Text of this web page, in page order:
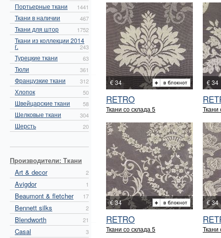
Портьерные ткани 1441
Ткани в наличии 467
Ткани для штор 1752
Ткани из коллекции 2014
г. 243
Турецкие ткани 63
Тюли 361
Французкие ткани 312
Хлопок 50
Швейцарские ткани 58
Шелковые ткани 304
Шерсть 20
Производители: Ткани
Art & decor
2
Avigdor 1
Beaumont & fletcher 17
Bennett silks 2
Blendworth 21
Casal 3
€ 34
RETRO
Ткани со склада 5
€ 34
Ткани
€ 34
RETRO
Ткани со склада 5
€ 34
Ткани